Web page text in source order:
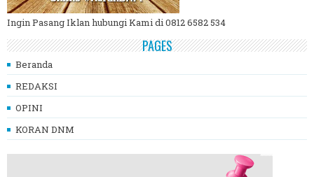
Ingin Pasang Iklan hubungi Kami di 0812 6582 534
PAGES
Beranda
REDAKSI
OPINI
KORAN DNM